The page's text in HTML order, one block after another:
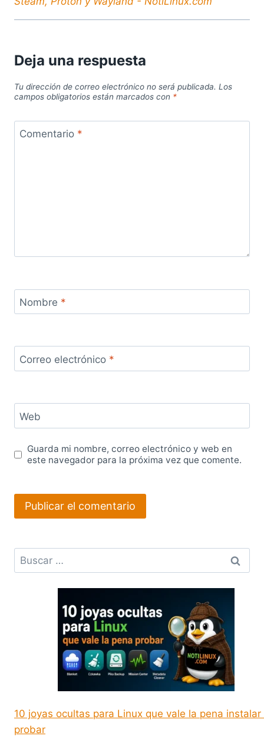
Deja una respuesta
Tu dirección de correo electrónico no será publicada. Los
campos obligatorios están marcados con *
Comentario *
Nombre *
Correo electrónico *
Web
Guarda mi nombre, correo electrónico y web en
este navegador para la próxima vez que comente.
Buscar:
10 joyas ocultas para Linux que vale la pena instalar
probar